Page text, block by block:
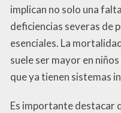
implican no solo una
deficiencias severas de
esenciales. La
suele ser mayor en
que ya tienen sistemas
Es importante destacar